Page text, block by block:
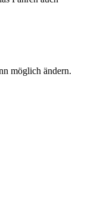
möglich ändern.